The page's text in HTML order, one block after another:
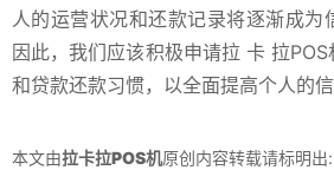
人的运营状况和还款记录将逐渐成为
因此，我们应该积极申请拉 卡 拉
和贷款还款习惯，以全面提高个人的信
本文由拉卡拉POS机原创内容转载请标明出: